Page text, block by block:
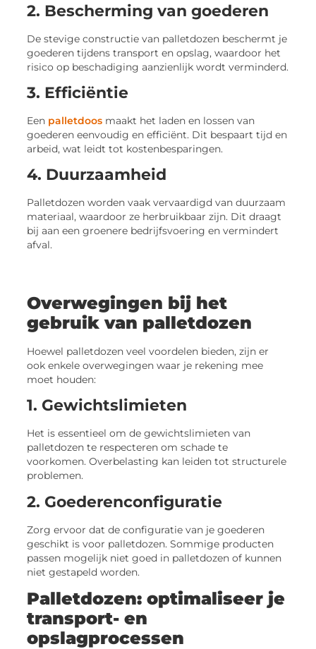
2. Bescherming van goederen
De stevige constructie van palletdozen beschermt je
goederen tijdens transport en opslag, waardoor het
risico op beschadiging aanzienlijk wordt verminderd.
3. Efficiëntie
Een palletdoos maakt het laden en lossen van
goederen eenvoudig en efficiënt. Dit bespaart tijd en
arbeid, wat leidt tot kostenbesparingen.
4. Duurzaamheid
Palletdozen worden vaak vervaardigd van duurzaam
materiaal, waardoor ze herbruikbaar zijn. Dit draagt
bij aan een groenere bedrijfsvoering en vermindert
afval.
Overwegingen bij het
gebruik van palletdozen
Hoewel palletdozen veel voordelen bieden, zijn er
ook enkele overwegingen waar je rekening mee
moet houden:
1. Gewichtslimieten
Het is essentieel om de gewichtslimieten van
palletdozen te respecteren om schade te
voorkomen. Overbelasting kan leiden tot structurele
problemen.
2. Goederenconfiguratie
Zorg ervoor dat de configuratie van je goederen
geschikt is voor palletdozen. Sommige producten
passen mogelijk niet goed in palletdozen of kunnen
niet gestapeld worden.
Palletdozen: optimaliseer je
transport- en
opslagprocessen